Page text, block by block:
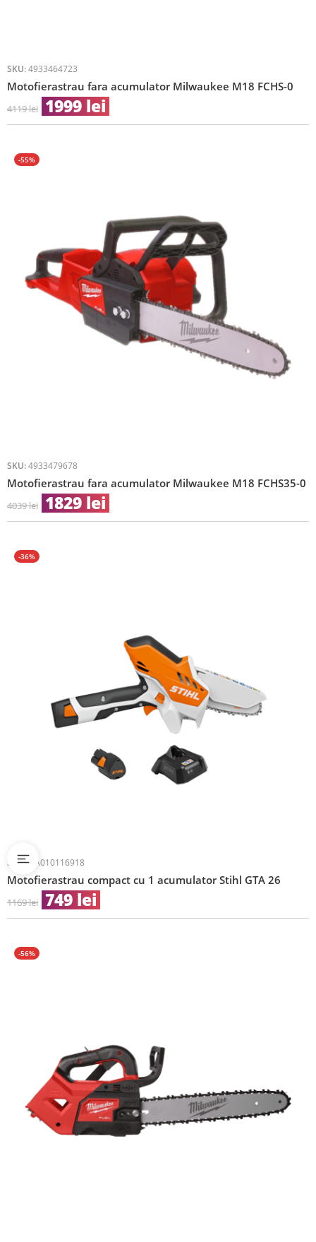
SKU: 4933464723
Motofierastrau fara acumulator Milwaukee M18 FCHS-0
4119lei 1999 lei
-55%
SKU: 4933479678
Motofierastrau fara acumulator Milwaukee M18 FCHS35-0
4039lei 1829 lei
-36%
SKU:GA010116918
Motofierastrau compact cu 1 acumulator Stihl GTA 26
1169lei 749 lei
-56%